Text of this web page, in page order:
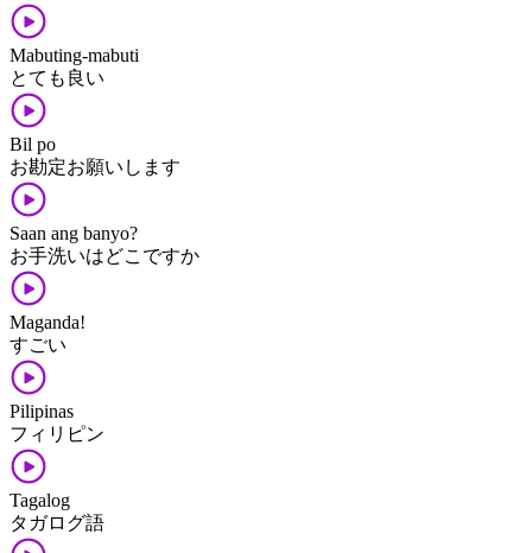
Mabuting-mabuti
とても良い
Bil po
お勘定お願いします
Saan ang banyo?
お手洗いはどこですか
Maganda!
すごい
Pilipinas
フィリピン
Tagalog
タガログ語